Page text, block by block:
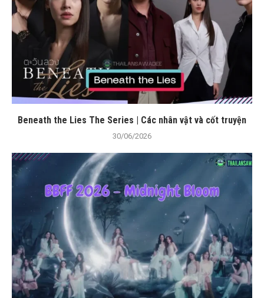
Beneath the Lies The Series | Các nhân vật và cốt truyện
30/06/2026